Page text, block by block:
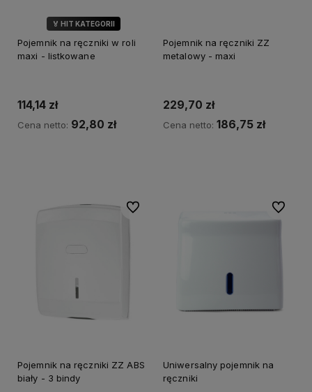
🏅 HIT KATEGORII
Pojemnik na ręczniki w roli
maxi - listkowane
114,14 zł
Cena netto: 92,80 zł
Pojemnik na ręczniki ZZ
metalowy - maxi
229,70 zł
Cena netto: 186,75 zł
Pojemnik na ręczniki ZZ ABS
biały - 3 bindy
Do ulubionych
Uniwersalny pojemnik na
ręczniki
Do